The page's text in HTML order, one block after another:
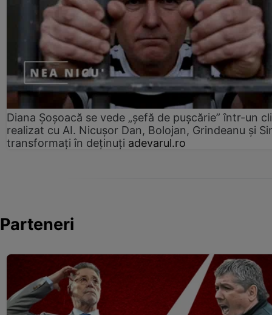
Diana Șoșoacă se vede „șefă de pușcărie” într-un
realizat cu AI. Nicușor Dan, Bolojan, Grindeanu și
transformați în deținuți adevarul.ro
Parteneri